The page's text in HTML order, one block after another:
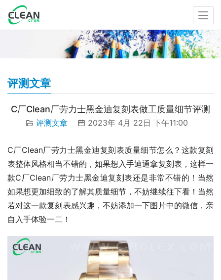
评测文章
C厂Clean厂劳力士黑金迪复刻表做工质量细节评测
评测文章 2023年 4月 22日 下午11:00
C厂Clean厂劳力士黑金迪复刻表质量细节怎么？这款复刻
表整体风格相当不错的，如果想入手迪通拿复刻表，这样一
款C厂Clean厂劳力士黑金迪复刻表还是非常不错的！当然
如果想更加细致的了解其质量细节，不妨继续往下看！当然
若对这一款复刻表感兴趣，不妨添加一下图片中的微信，亲
自入手体验一二！